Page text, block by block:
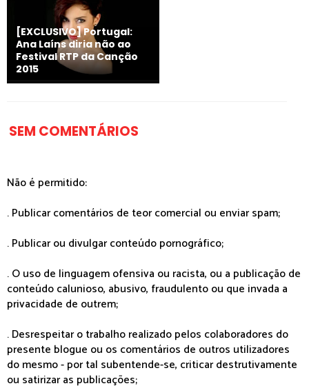
[EXCLUSIVO] Portugal:
Ana Laíns diria não ao
Festival RTP da Canção
2015
SEM COMENTÁRIOS
Não é permitido:
. Publicar comentários de teor comercial ou enviar spam;
. Publicar ou divulgar conteúdo pornográfico;
. O uso de linguagem ofensiva ou racista, ou a publicação de
conteúdo calunioso, abusivo, fraudulento ou que invada a
privacidade de outrem;
. Desrespeitar o trabalho realizado pelos colaboradores do
presente blogue ou os comentários de outros utilizadores
do mesmo - por tal subentende-se, criticar destrutivamente
ou satirizar as publicações;